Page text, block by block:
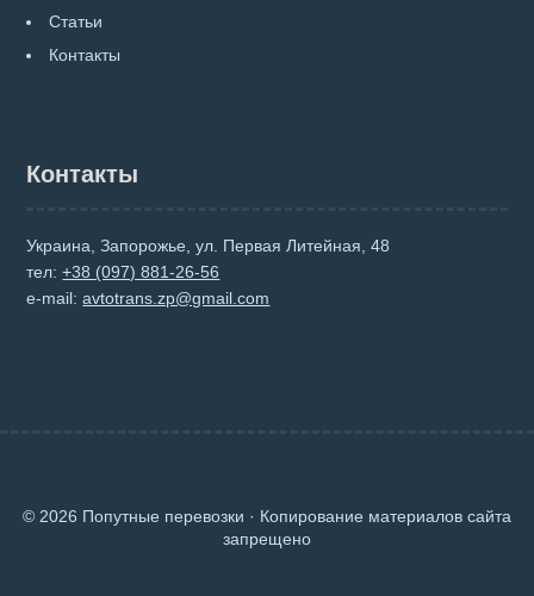
Статьи
Контакты
Контакты
Украина, Запорожье, ул. Первая Литейная, 48
тел:+38 (097) 881-26-56
e-mail:avtotrans.zp@gmail.com
© 2026 Попутные перевозки · Копирование материалов сайта
запрещено